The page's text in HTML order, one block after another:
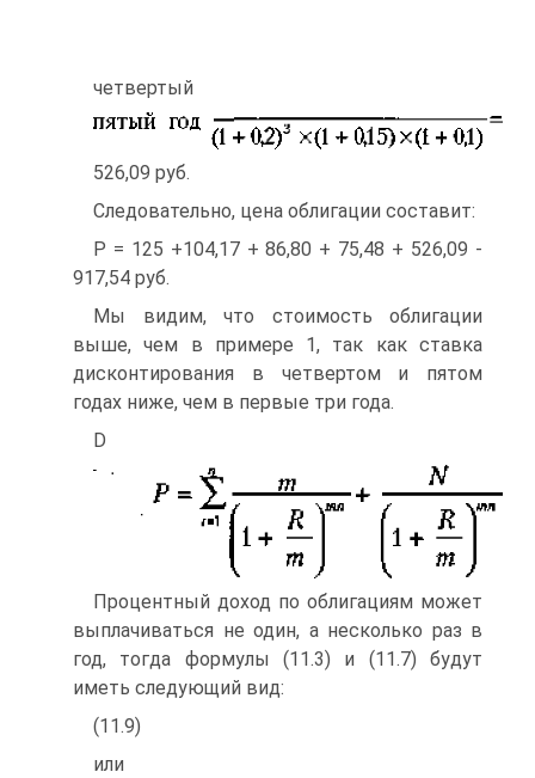
четвертый
526,09 руб.
Следовательно, цена облигации составит:
Р = 125 +104,17 + 86,80 + 75,48 + 526,09 -
917,54 руб.
Мы видим, что стоимость облигации
выше, чем в примере 1, так как ставка
дисконтирования в четвертом и пятом
годах ниже, чем в первые три года.
D
Процентный доход по облигациям может
выплачиваться не один, а несколько раз в
год, тогда формулы (11.3) и (11.7) будут
иметь следующий вид:
(11.9)
или